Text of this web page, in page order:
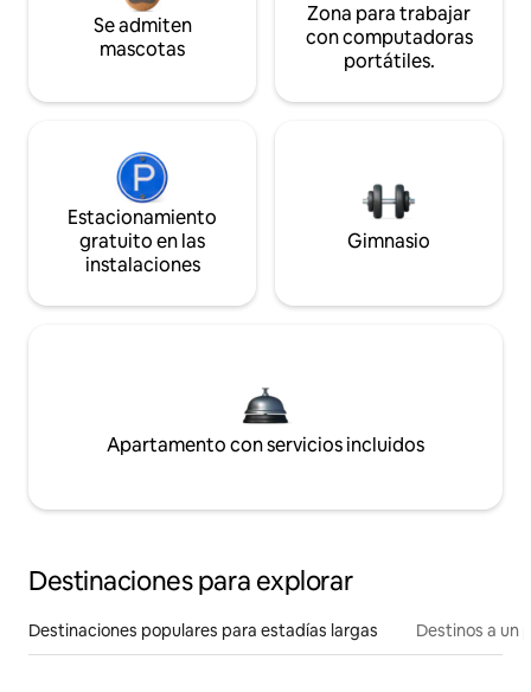
Se admiten
mascotas
Zona para trabajar
con computadoras
portátiles.
Estacionamiento
gratuito en las
instalaciones
Gimnasio
Apartamento con servicios incluidos
Destinaciones para explorar
Destinaciones populares para estadías largas Destinos a un